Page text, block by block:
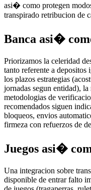
asi� como protegen
transpirado retribucion de
Banca asi�
Priorizamos la celeridad
tanto referente a depositos
los plazos estrategias
jornadas segun entidad),
metodologias de
recomendados siguen
bloqueos, envios
firmeza con refuerzos de
Juegos asi�
Una integracion sobre
disponible de entrar falto